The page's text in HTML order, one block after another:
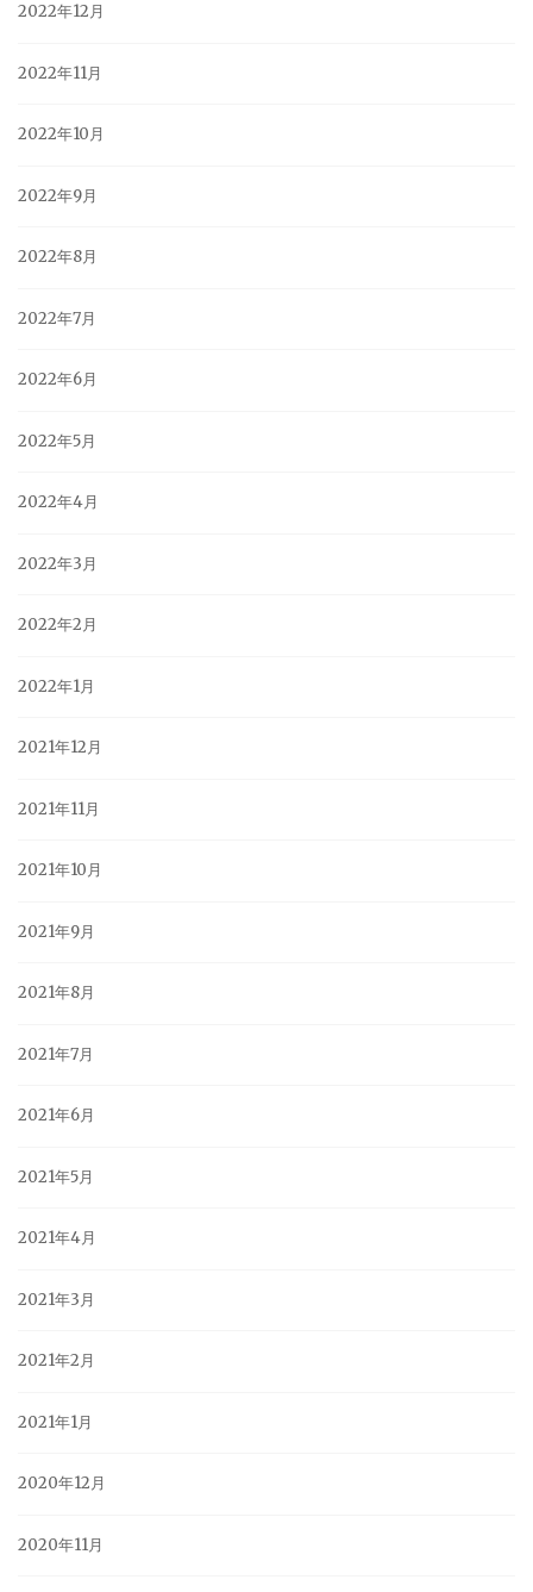
2022年12月
2022年11月
2022年10月
2022年9月
2022年8月
2022年7月
2022年6月
2022年5月
2022年4月
2022年3月
2022年2月
2022年1月
2021年12月
2021年11月
2021年10月
2021年9月
2021年8月
2021年7月
2021年6月
2021年5月
2021年4月
2021年3月
2021年2月
2021年1月
2020年12月
2020年11月